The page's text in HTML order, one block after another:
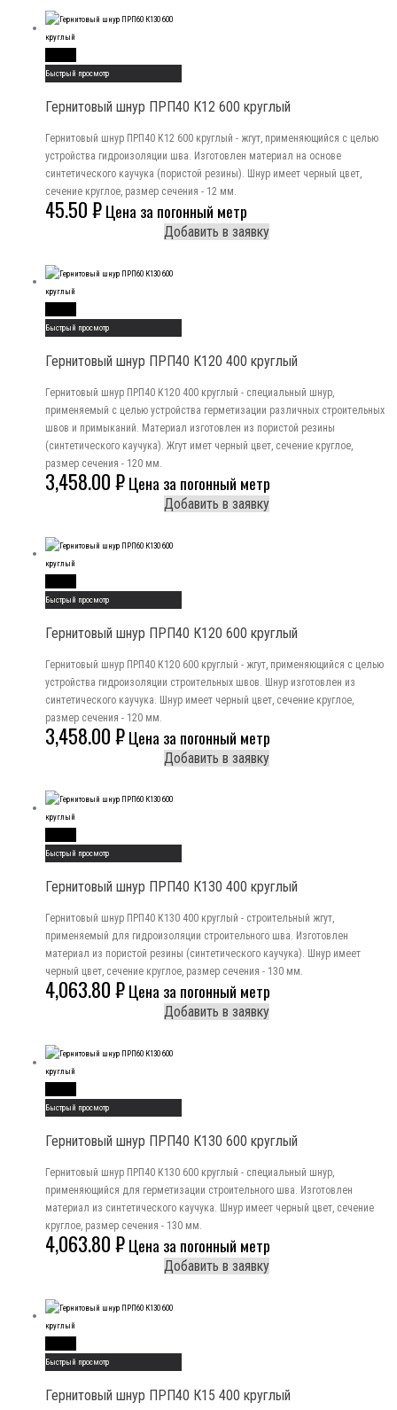
Быстрый просмотр
Гернитовый шнур ПРП40 К12 600 круглый
Гернитовый шнур ПРП40 К12 600 круглый - жгут, применяющийся с целью
устройства гидроизоляции шва. Изготовлен материал на основе
синтетического каучука (пористой резины). Шнур имеет черный цвет,
сечение круглое, размер сечения - 12 мм.
45.50₽Цена за погонный метр
Добавить в заявку
Быстрый просмотр
Гернитовый шнур ПРП40 К120 400 круглый
Гернитовый шнур ПРП40 К120 400 круглый - специальный шнур,
применяемый с целью устройства герметизации различных строительных
швов и примыканий. Материал изготовлен из пористой резины
(синтетического каучука). Жгут имет черный цвет, сечение круглое,
размер сечения - 120 мм.
3,458.00₽Цена за погонный метр
Добавить в заявку
Быстрый просмотр
Гернитовый шнур ПРП40 К120 600 круглый
Гернитовый шнур ПРП40 К120 600 круглый - жгут, применяющийся с целью
устройства гидроизоляции строительных швов. Шнур изготовлен из
синтетического каучука. Шнур имеет черный цвет, сечение круглое,
размер сечения - 120 мм.
3,458.00₽Цена за погонный метр
Добавить в заявку
Быстрый просмотр
Гернитовый шнур ПРП40 К130 400 круглый
Гернитовый шнур ПРП40 К130 400 круглый - строительный жгут,
применяемый для гидроизоляции строительного шва. Изготовлен
материал из пористой резины (синтетического каучука). Шнур имеет
черный цвет, сечение круглое, размер сечения - 130 мм.
4,063.80₽Цена за погонный метр
Добавить в заявку
Быстрый просмотр
Гернитовый шнур ПРП40 К130 600 круглый
Гернитовый шнур ПРП40 К130 600 круглый - специальный шнур,
применяющийся для герметизации строительного шва. Изготовлен
материал из синтетического каучука. Шнур имеет черный цвет, сечение
круглое, размер сечения - 130 мм.
4,063.80₽Цена за погонный метр
Добавить в заявку
Быстрый просмотр
Гернитовый шнур ПРП40 К15 400 круглый